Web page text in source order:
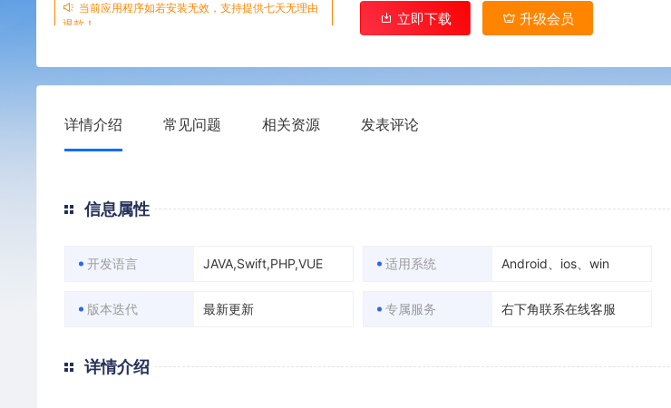
当前应用程序如若安装无效，支持提供七天无理由
退款！
立即下载 升级会员
详情介绍 常见问题 相关资源 发表评论
信息属性
开发语言 JAVA,Swift,PHP,VUE 适用系统 Android、ios、win
版本迭代 最新更新 专属服务 右下角联系在线客服
详情介绍